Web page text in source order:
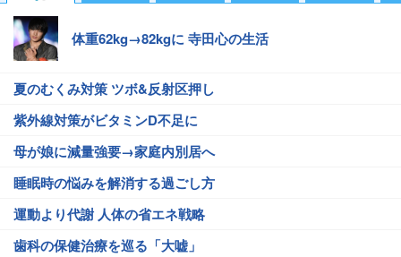
体重62kg→82kgに 寺田心の生活
夏のむくみ対策 ツボ&反射区押し
紫外線対策がビタミンD不足に
母が娘に減量強要→家庭内別居へ
睡眠時の悩みを解消する過ごし方
運動より代謝 人体の省エネ戦略
歯科の保健治療を巡る「大嘘」